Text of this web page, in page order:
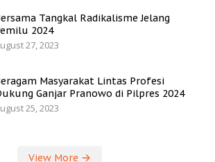
Tangkal Radikalisme Jelang
2024
27, 2023
Masyarakat Lintas Profesi
Ganjar Pranowo di Pilpres 2024
25, 2023
View More